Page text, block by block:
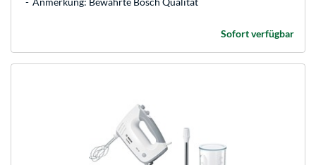
Sofort verfügbar